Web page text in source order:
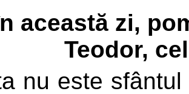
această zi,
Teodor,
nu este sfântul